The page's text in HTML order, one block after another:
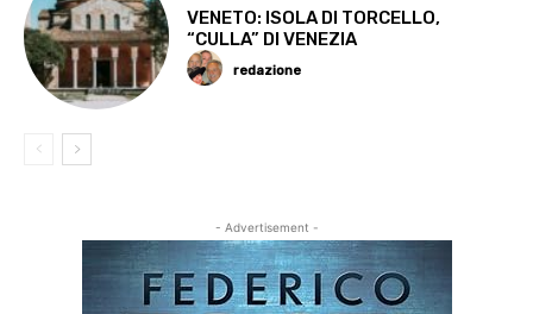
VENETO: ISOLA DI TORCELLO,
“CULLA” DI VENEZIA
redazione
- Advertisement -